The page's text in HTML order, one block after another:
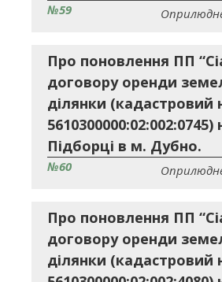
№59
Про поновлення ПП
договору оренди
ділянки (кадастровий
5610300000:02:002:0745)
Підборці в м. Дубно.
№60
Про поновлення ПП
договору оренди
ділянки (кадастровий